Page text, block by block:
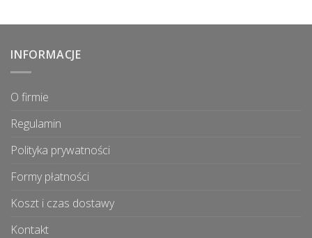
INFORMACJE
O firmie
Regulamin
Polityka prywatności
Formy płatności
Koszt i czas dostawy
Kontakt